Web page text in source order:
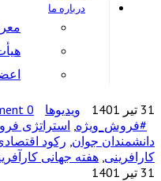
درباره ما
31 تیر 1401 ویدیوها
0 Comment
#فروش_ویژه, استراتژی
دانشمندان جوان, رکود
کارافرینی, هفته جهانی
31 تیر 1401